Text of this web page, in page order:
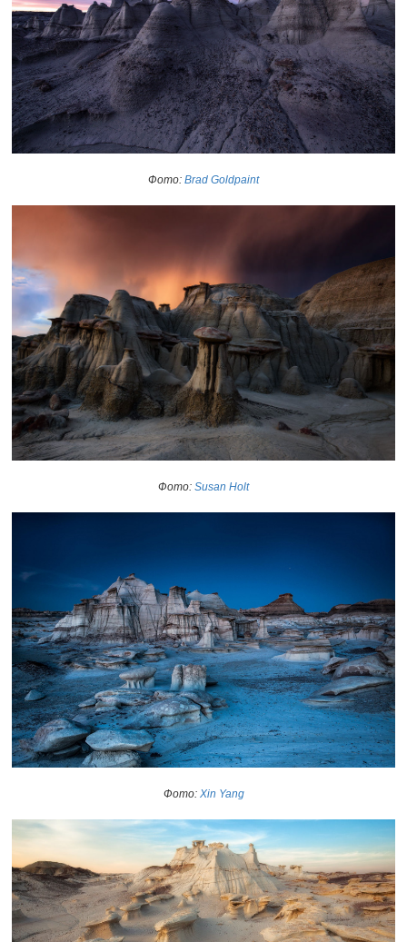
Фото: Brad Goldpaint
Фото: Susan Holt
Фото: Xin Yang